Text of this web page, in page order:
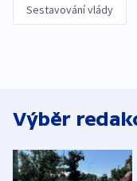
Sestavování vlády
Výběr